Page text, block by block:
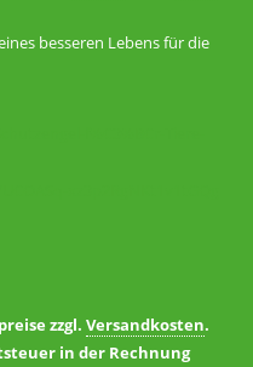
besseren Lebens für die
zzgl. Versandkosten.
in der Rechnung